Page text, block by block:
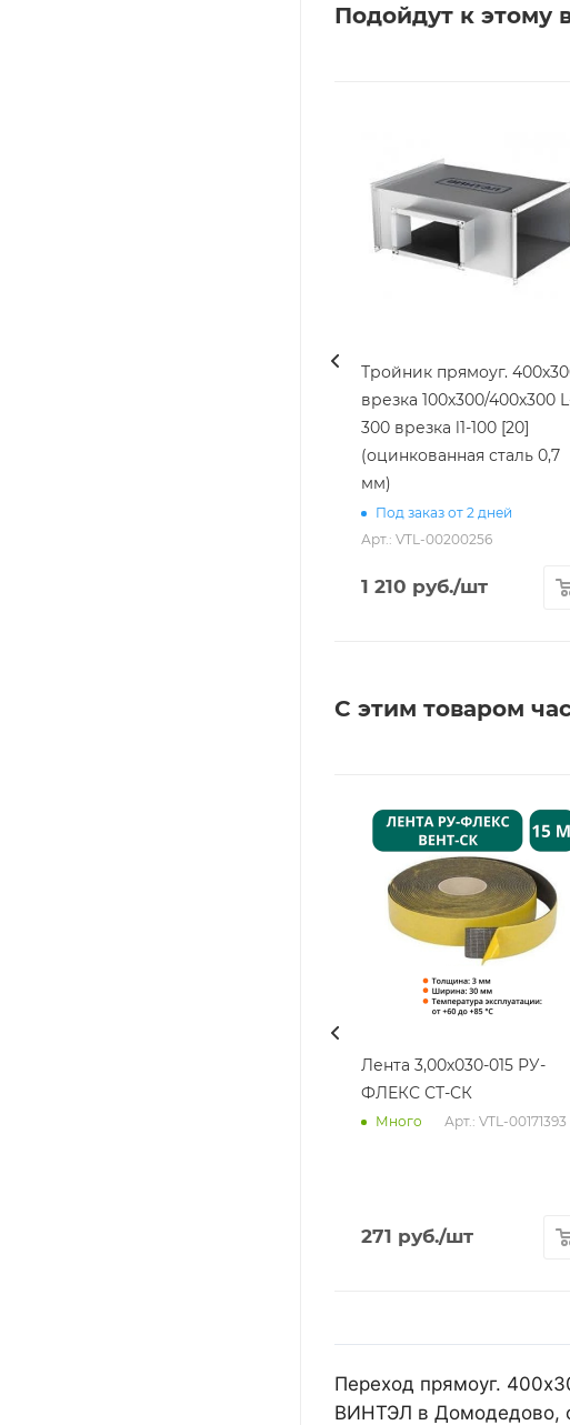
Подойдут к этому
Тройник прямоуг.
врезка 100х300/400х300
300 врезка l1-100 [20]
(оцинкованная сталь 0,7
мм)
Под заказ от 2 дней
Арт.: VTL-00200256
1 210 руб./шт
С этим товаром
Лента 3,00х030-015 РУ-
ФЛЕКС СТ-СК
Много Арт.: VTL-00171393
271 руб./шт
Переход прямоуг.
ВИНТЭЛ в Домодедово,